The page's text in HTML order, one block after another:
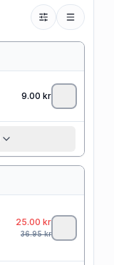
9.00 kr
25.00 kr
36.95kr